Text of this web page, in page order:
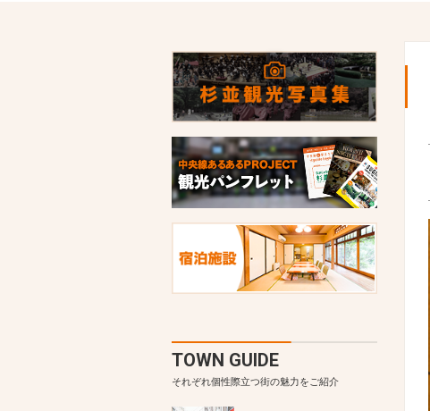
TOWN GUIDE
それぞれ個性際立つ街の魅力をご紹介